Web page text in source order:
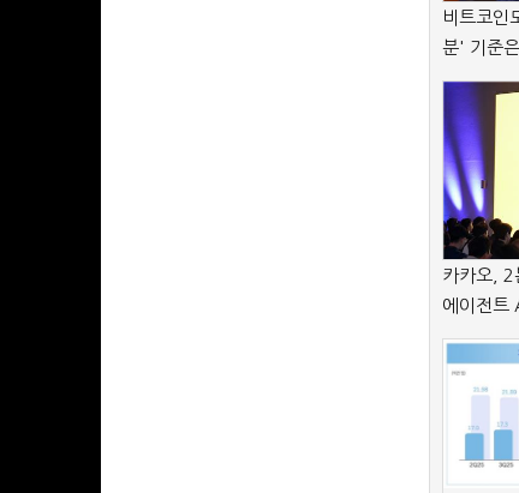
비트코인
분' 기준은
카카오, 2
에이전트